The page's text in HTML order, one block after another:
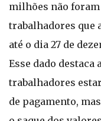
milhões não
trabalhadores que
até o dia 27 de
Esse dado
trabalhadores
de pagamento,